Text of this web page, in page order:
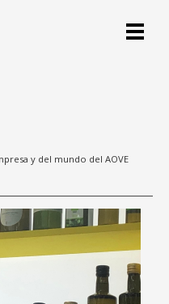
y del mundo del AOVE